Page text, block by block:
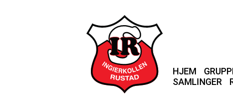
HJEM
SAMLINGER